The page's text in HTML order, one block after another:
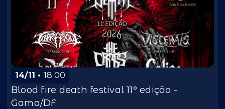
14/11 18:00
Blood fire death festival 11° edição -
Gama/DF